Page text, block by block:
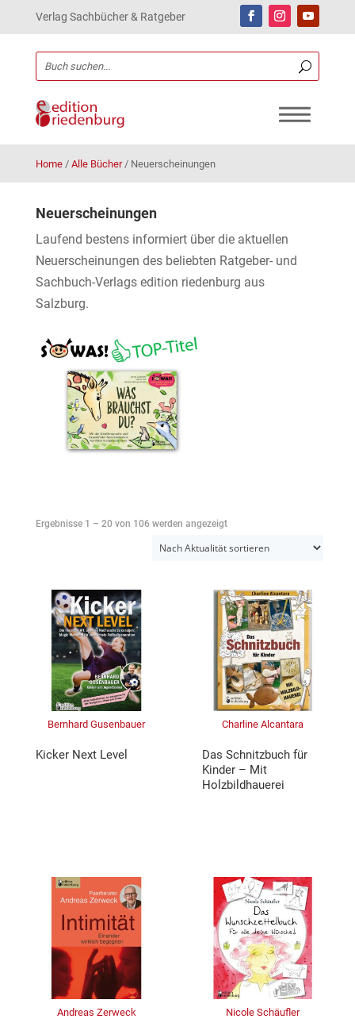
Verlag Sachbücher & Ratgeber
Home/ Alle Bücher/ Neuerscheinungen
Neuerscheinungen
Laufend bestens informiert über die aktuellen
Neuerscheinungen des beliebten Ratgeber- und
Sachbuch-Verlags edition riedenburg aus
Salzburg.
Ergebnisse 1 – 20 von 106 werden angezeigtNach
Aktualität
Bernhard Gusenbauer
Kicker Next Level
Charline Alcantara
Das Schnitzbuch für
Kinder – Mit
Holzbildhauerei
Andreas Zerweck Nicole Schäufler